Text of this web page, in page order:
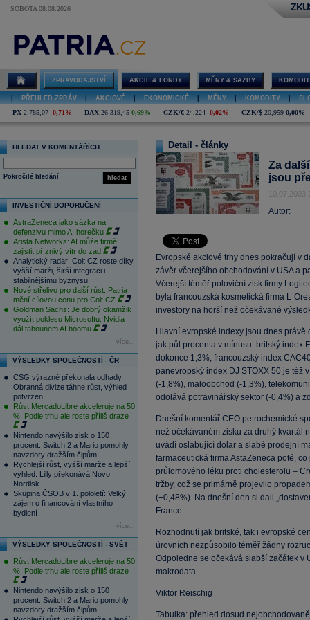
SOBOTA 08.08.2026
ZPRAVODAJSTVÍ AKCIE & FONDY MĚNY & SAZBY
PŘEHLED ZPRÁV AKCIOVÉ EKONOMICKÉ MĚNY KOMODITY
PX 2 785,07 -0,71% DAX 26 319,45 0,69% CZK/€ 24,224 -0,02% CZK/$ 20,959 0,00%
HLEDAT V KOMENTÁŘÍCH
hledat
Pokročilé hledání
INVESTIČNÍ DOPORUČENÍ
AstraZeneca jako sázka na
defenzivu mimo AI horečku
Arista Networks: AI může firmě
zajistit příznivý vítr do zad
Analytický radar: Colt CZ roste díky
vyšší marži, širší integraci i
stabilnějšímu byznysu
Nové střelivo pro další růst. Patria
mění cílovou cenu pro Colt CZ
Goldman Sachs: Je dobrý okamžik
využít poklesu Microsoftu. Nvidia
dál tahounem AI boomu
více...
VÝSLEDKY SPOLEČNOSTÍ - ČR
CSG výrazně překonala odhady.
Obranná divize táhne růst, výhled
potvrzen
Růst MercadoLibre akceleruje na 50
%. Podle trhu ale roste příliš draze
Nintendo navýšilo zisk o 150
procent. Switch 2 a Mario pomohly
navzdory dražším čipům
Rychlejší růst, vyšší marže a lepší
výhled. Lilly překonává Novo
Nordisk
Skupina ČSOB v 1. pololetí: Velký
zájem o financování vlastního
bydlení
více...
VÝSLEDKY SPOLEČNOSTÍ - SVĚT
Růst MercadoLibre akceleruje na 50
%. Podle trhu ale roste příliš draze
Nintendo navýšilo zisk o 150
procent. Switch 2 a Mario pomohly
navzdory dražším čipům
Detail - články
Za
jsou
10.07.2003
Autor:
Evropské akciové trhy dnes pokračují v
závěr včerejšího obchodování v USA a
Včerejší téměř poloviční zisk firmy
byla francouzská kosmetická firma
investory na horší než očekávané
Hlavní evropské indexy jsou dnes
jak půl procenta v mínusu: britský index
dokonce 1,3%, francouzský index
panevropský index DJ STOXX 50 je též
(-1,8%), maloobchod (-1,3%),
odolává potravinářský sektor (-0,4%) a
Dnešní komentář CEO petrochemické
než očekávaném zisku za druhý kvartál
uvádí oslabující dolar a slabé prodejní
farmaceutická firma AstaZeneca poté,
průlomového léku proti cholesterolu –
tržby, což se primárně projevilo
(+0,48%). Na dnešní den si dali
France.
Rozhodnutí jak britské, tak i evropské
úrovních nezpůsobilo téměř žádny
Odpoledne se očekává slabší začátek v
makrodata.
Viktor Reischig
Tabulka: přehled dosud